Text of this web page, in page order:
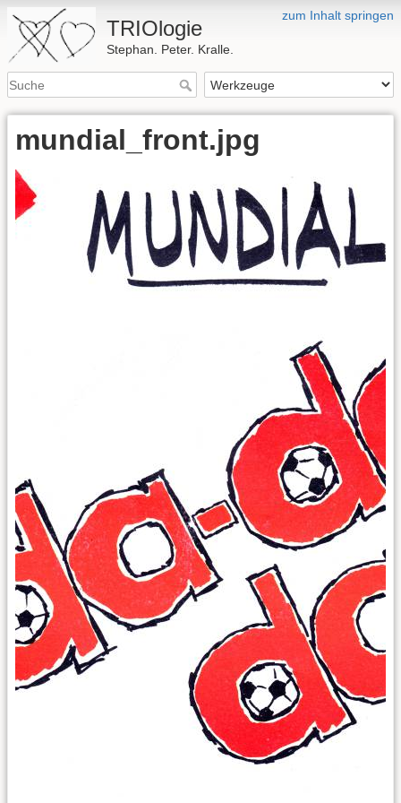
zum Inhalt springen
TRIOlogie
Stephan. Peter. Kralle.
mundial_front.jpg